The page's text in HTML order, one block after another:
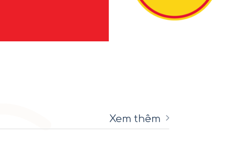
Xem thêm